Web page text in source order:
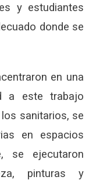
y estudiantes
donde se
en una
a este trabajo
sanitarios, se
en espacios
se ejecutaron
pinturas y